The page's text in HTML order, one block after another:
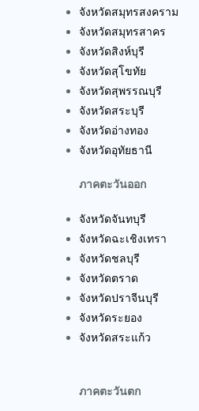
จังหวัดสมุทรสงคราม
จังหวัดสมุทรสาคร
จังหวัดสิงห์บุรี
จังหวัดสุโขทัย
จังหวัดสุพรรณบุรี
จังหวัดสระบุรี
จังหวัดอ่างทอง
จังหวัดอุทัยธานี
ภาคตะวันออก
จังหวัดจันทบุรี
จังหวัดฉะเชิงเทรา
จังหวัดชลบุรี
จังหวัดตราด
จังหวัดปราจีนบุรี
จังหวัดระยอง
จังหวัดสระแก้ว
ภาคตะวันตก